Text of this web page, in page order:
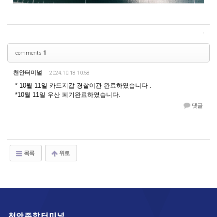
comments 1
천안터미널 2024.10.18 10:58
* 10월 11일 카드지갑 경찰이관 완료하였습니다 .
*10월 11일 우산 폐기완료하였습니다.
댓글
목록 위로